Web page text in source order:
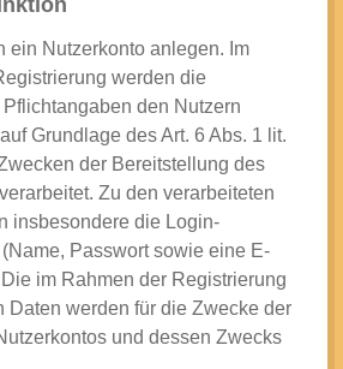
ein Nutzerkonto anlegen. Im
werden die
den Nutzern
Grundlage des Art. 6 Abs. 1 lit.
der Bereitstellung des
Zu den verarbeiteten
insbesondere die Login-
(Name, Passwort sowie eine E-
im Rahmen der Registrierung
Daten werden für die Zwecke der
und dessen Zwecks